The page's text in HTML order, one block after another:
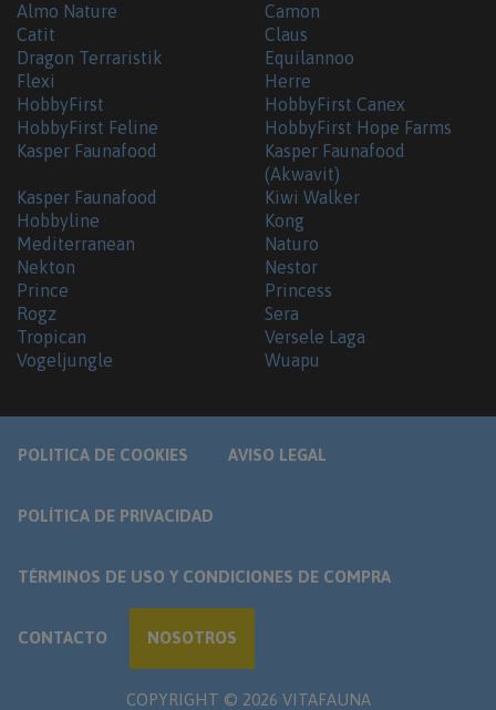
Almo Nature
Camon
Catit
Claus
Dragon Terraristik
Equilannoo
Flexi
Herre
HobbyFirst
HobbyFirst Canex
HobbyFirst Feline
HobbyFirst Hope Farms
Kasper Faunafood
Kasper Faunafood
(Akwavit)
Kasper Faunafood
Hobbyline
Kiwi Walker
Kong
Mediterranean
Naturo
Nekton
Nestor
Prince
Princess
Rogz
Sera
Tropican
Versele Laga
Vogeljungle
Wuapu
POLITICA DE COOKIES AVISO LEGAL
POLÍTICA DE PRIVACIDAD
TÉRMINOS DE USO Y CONDICIONES DE COMPRA
CONTACTO NOSOTROS
COPYRIGHT © 2026 VITAFAUNA